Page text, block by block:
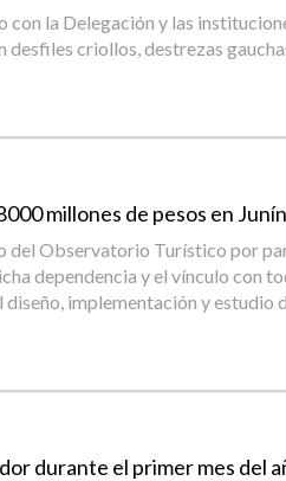
con la Delegación y las
criollos, destrezas
millones de pesos en Junín
del Observatorio Turístico por
dependencia y el vínculo con
diseño, implementación y
durante el primer mes del